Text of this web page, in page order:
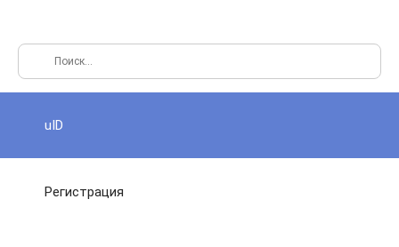
uID
Регистрация